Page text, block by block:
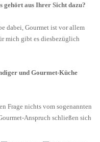
gehört aus Ihrer Sicht dazu?
dabei, Gourmet ist vor allem
mich gibt es diesbezüglich
und Gourmet-Küche
Frage nichts vom sogenannten
Anspruch schließen sich